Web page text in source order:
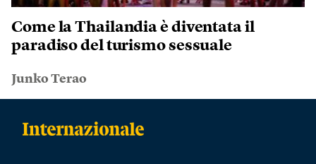
Come la Thailandia è diventata il
paradiso del turismo sessuale
Junko Terao